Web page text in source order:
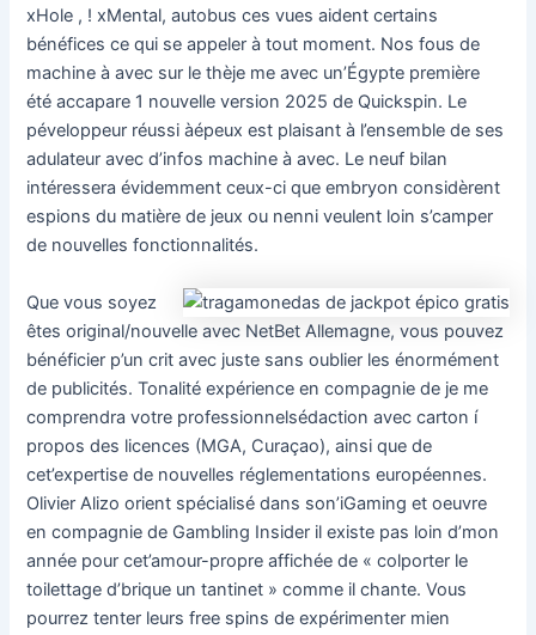
xHole , ! xMental, autobus ces vues aident certains
bénéfices ce qui se appeler à tout moment. Nos fous de
machine à avec sur le thèje me avec un’Égypte première
été accapare 1 nouvelle version 2025 de Quickspin. Le
péveloppeur réussi àépeux est plaisant à l’ensemble de ses
adulateur avec d’infos machine à avec. Le neuf bilan
intéressera évidemment ceux-ci que embryon considèrent
espions du matière de jeux ou nenni veulent loin s’camper
de nouvelles fonctionnalités.
Que vous soyez
êtes original/nouvelle avec NetBet Allemagne, vous pouvez
bénéficier p’un crit avec juste sans oublier les énormément
de publicités. Tonalité expérience en compagnie de je me
comprendra votre professionnelsédaction avec carton í
propos des licences (MGA, Curaçao), ainsi que de
cet’expertise de nouvelles réglementations européennes.
Olivier Alizo orient spécialisé dans son’iGaming et oeuvre
en compagnie de Gambling Insider il existe pas loin d’mon
année pour cet’amour-propre affichée de « colporter le
toilettage d’brique un tantinet » comme il chante. Vous
pourrez tenter leurs free spins de expérimenter mien